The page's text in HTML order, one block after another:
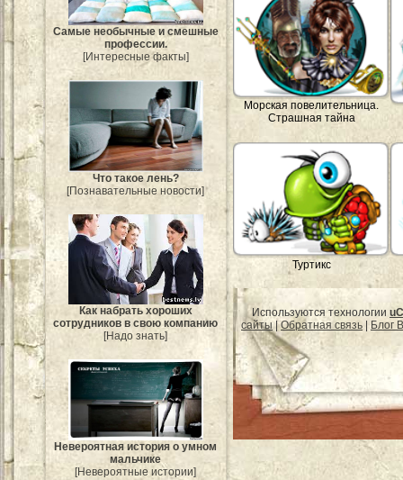
Самые необычные и смешные
профессии.
[Интересные факты]
Что такое лень?
[Познавательные новости]
Как набрать хороших
сотрудников в свою компанию
[Надо знать]
Невероятная история о умном
мальчике
[Невероятные истории]
Морская повелительница.
Страшная тайна
Туртикс
Используются технологии
сайты|Обратная связь Блог